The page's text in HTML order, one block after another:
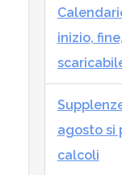
inizio,
agosto si
calcoli